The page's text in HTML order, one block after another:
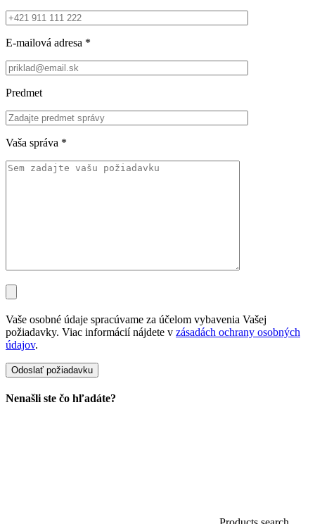
E-mailová adresa *
Predmet
Vaša správa *
Vaše osobné údaje spracúvame za účelom vybavenia Vašej
požiadavky. Viac informácií nájdete v zásadách ochrany osobných
údajov.
Nenašli ste čo hľadáte?